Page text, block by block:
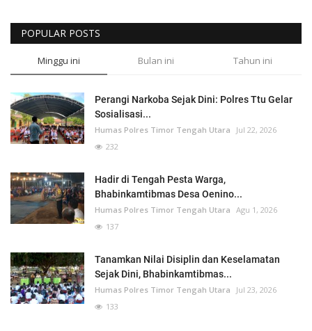
POPULAR POSTS
Minggu ini Bulan ini Tahun ini
Perangi Narkoba Sejak Dini: Polres Ttu Gelar
Sosialisasi...
Humas Polres Timor Tengah Utara
Jul 22, 2026
232
Hadir di Tengah Pesta Warga,
Bhabinkamtibmas Desa Oenino...
Humas Polres Timor Tengah Utara Agu 1, 2026
137
Tanamkan Nilai Disiplin dan Keselamatan
Sejak Dini, Bhabinkamtibmas...
Humas Polres Timor Tengah Utara
Jul 23, 2026
133